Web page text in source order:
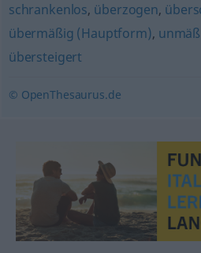
schrankenlos, überzogen,
übermäßig (Hauptform),
übersteigert
© OpenThesaurus.de